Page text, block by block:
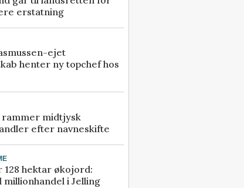
erstatning
ejet
henter ny topchef hos
rammer midtjysk
efter navneskifte
128 hektar økojord:
millionhandel i Jelling